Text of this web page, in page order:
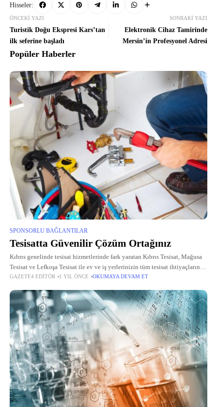
Hisseler:
ÖNCEKI YAZI
Turistik Doğu Ekspresi Kars’tan
ilk seferine başladı
SONRAKI YAZI
Elektronik Cihaz Tamirinde
Mersin’in Profesyonel Adresi
Popüler Haberler
SPONSORLU BAĞLANTILAR
Tesisatta Güvenilir Çözüm Ortağınız
Kıbrıs genelinde tesisat hizmetlerinde fark yaratan Kıbrıs Tesisat, Mağusa
Tesisat ve Lefkoşa Tesisat ile ev ve iş yerlerinizin tüm tesisat ihtiyaçlarını
karşılıyor. Su kaçağı tespiti, petek temizliği, kombi bakımı gibi
GAZETE4 EDITÖR 1 YIL ÖNCE OKUMAYA DEVAM ET